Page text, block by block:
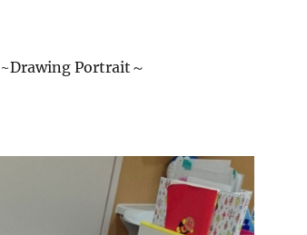
~Drawing Portrait ～